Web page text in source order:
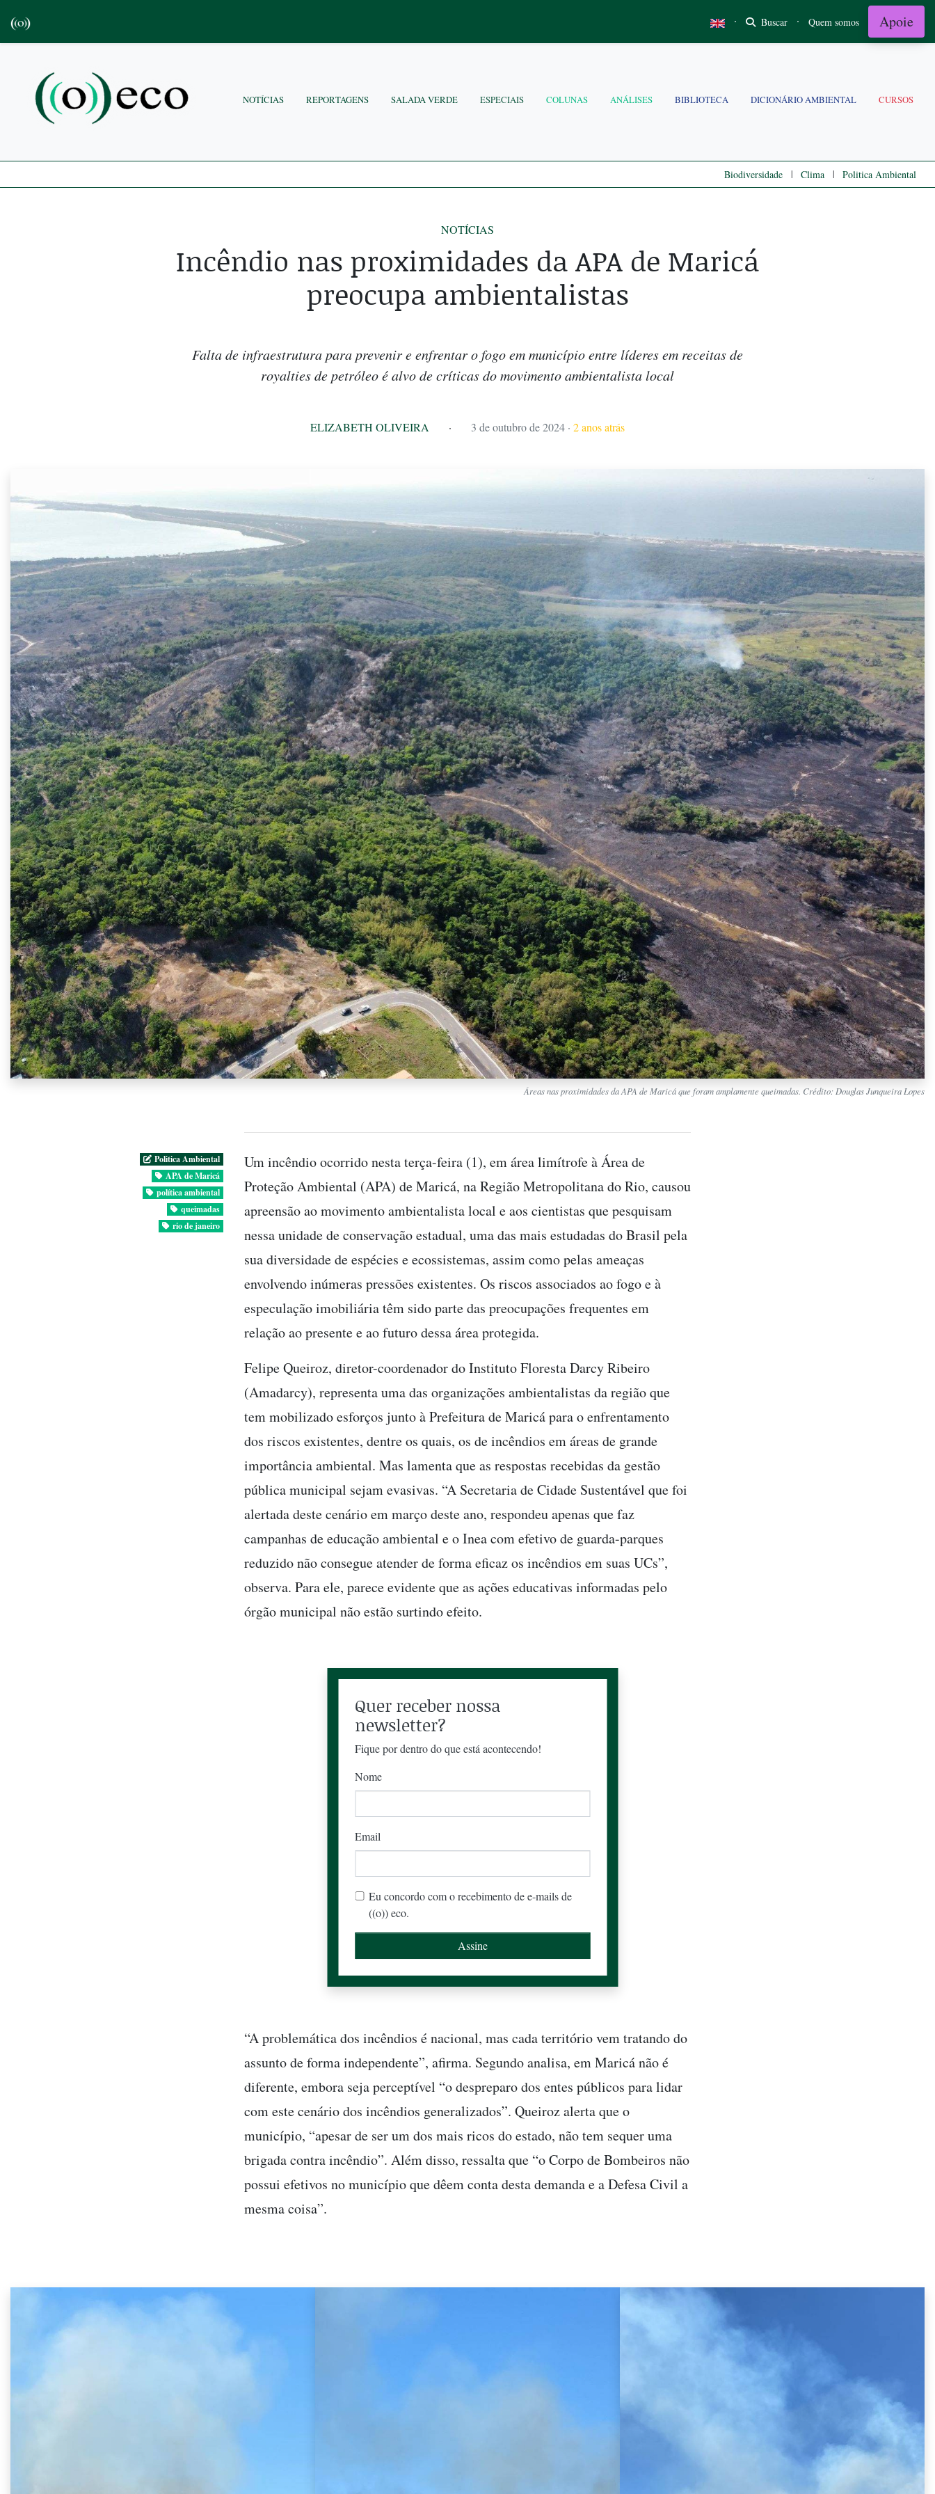
· Buscar · Quem somos Apoie
NOTÍCIAS REPORTAGENS SALADA VERDE ESPECIAIS COLUNAS ANÁLISES BIBLIOTECA DICIONÁRIO AMBIENTAL CURSOS
Biodiversidade | Clima | Politica Ambiental
NOTÍCIAS
Incêndio nas proximidades da APA de Maricá
preocupa ambientalistas
Falta de infraestrutura para prevenir e enfrentar o fogo em município entre líderes em receitas de
royalties de petróleo é alvo de críticas do movimento ambientalista local
ELIZABETH OLIVEIRA · 3 de outubro de 2024 · 2 anos atrás
Áreas nas proximidades da APA de Maricá que foram amplamente queimadas. Crédito: Douglas Junqueira Lopes
Politica Ambiental
APA de Maricá
política ambiental
queimadas
rio de janeiro
Um incêndio ocorrido nesta terça-feira (1), em área limítrofe à Área de
Proteção Ambiental (APA) de Maricá, na Região Metropolitana do Rio, causou
apreensão ao movimento ambientalista local e aos cientistas que pesquisam
nessa unidade de conservação estadual, uma das mais estudadas do Brasil pela
sua diversidade de espécies e ecossistemas, assim como pelas ameaças
envolvendo inúmeras pressões existentes. Os riscos associados ao fogo e à
especulação imobiliária têm sido parte das preocupações frequentes em
relação ao presente e ao futuro dessa área protegida.
Felipe Queiroz, diretor-coordenador do Instituto Floresta Darcy Ribeiro
(Amadarcy), representa uma das organizações ambientalistas da região que
tem mobilizado esforços junto à Prefeitura de Maricá para o enfrentamento
dos riscos existentes, dentre os quais, os de incêndios em áreas de grande
importância ambiental. Mas lamenta que as respostas recebidas da gestão
pública municipal sejam evasivas. “A Secretaria de Cidade Sustentável que foi
alertada deste cenário em março deste ano, respondeu apenas que faz
campanhas de educação ambiental e o Inea com efetivo de guarda-parques
reduzido não consegue atender de forma eficaz os incêndios em suas UCs”,
observa. Para ele, parece evidente que as ações educativas informadas pelo
órgão municipal não estão surtindo efeito.
Quer receber nossa
newsletter?
Fique por dentro do que está acontecendo!
Nome
Email
Eu concordo com o recebimento de e-mails de
((o)) eco.
“A problemática dos incêndios é nacional, mas cada território vem tratando do
assunto de forma independente”, afirma. Segundo analisa, em Maricá não é
diferente, embora seja perceptível “o despreparo dos entes públicos para lidar
com este cenário dos incêndios generalizados”. Queiroz alerta que o
município, “apesar de ser um dos mais ricos do estado, não tem sequer uma
brigada contra incêndio”. Além disso, ressalta que “o Corpo de Bombeiros não
possui efetivos no município que dêem conta desta demanda e a Defesa Civil a
mesma coisa”.